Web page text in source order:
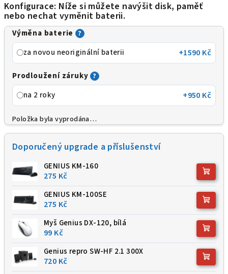
Konfigurace: Níže si můžete navýšit disk, paměť
nebo nechat vyměnit baterii.
Výměna baterie ?
za novou neoriginální baterii +1590 Kč
Prodloužení záruky ?
na 2 roky +950 Kč
Položka byla vyprodána…
Doporučený upgrade a příslušenství
GENIUS KM-160
275 Kč
GENIUS KM-100SE
275 Kč
Myš Genius DX-120, bílá
99 Kč
Genius repro SW-HF 2.1 300X
720 Kč